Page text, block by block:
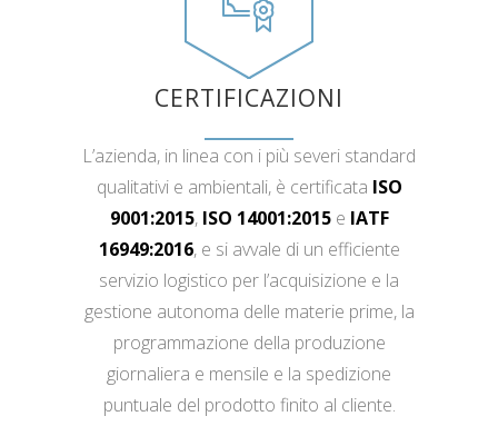
CERTIFICAZIONI
L’azienda, in linea con i più severi standard
qualitativi e ambientali, è certificata ISO
9001:2015, ISO 14001:2015e IATF
16949:2016, e si avvale di un efficiente
servizio logistico per l’acquisizione e la
gestione autonoma delle materie prime, la
programmazione della produzione
giornaliera e mensile e la spedizione
puntuale del prodotto finito al cliente.